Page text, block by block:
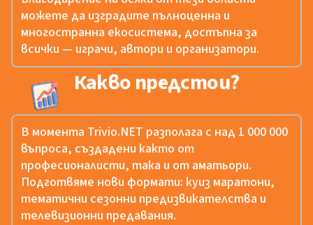
можете да изградите пълноценна и
многостранна екосистема, достъпна за
всички — играчи, автори и организатори.
Какво предстои?
В момента Trivio.NET разполага с над 1 000 000
въпроса, създадени както от
професионалисти, така и от аматьори.
Подготвяме нови формати: куиз маратони,
тематични сезонни предизвикателства и
телевизионни предавания.